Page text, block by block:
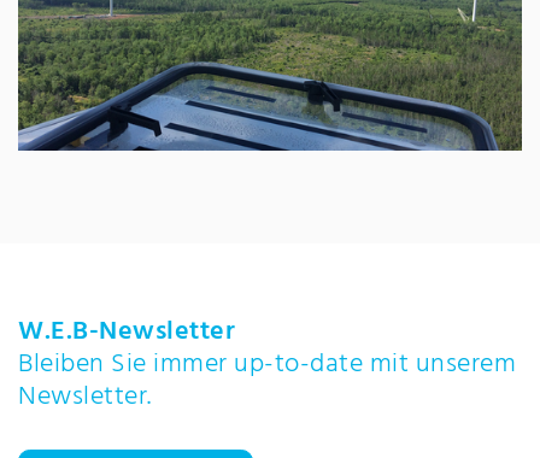
W.E.B-Newsletter
Bleiben Sie immer up-to-date mit unserem
Newsletter.